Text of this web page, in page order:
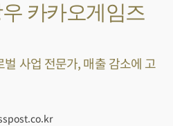
카카오게임즈
사업 전문가, 매출 감소에 고